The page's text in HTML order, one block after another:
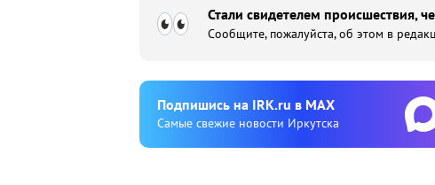
Стали свидетелем происшествия,
Сообщите, пожалуйста, об этом в
Подпишиcь на IRK.ru в MAX
Cамые свежие новости Иркутска